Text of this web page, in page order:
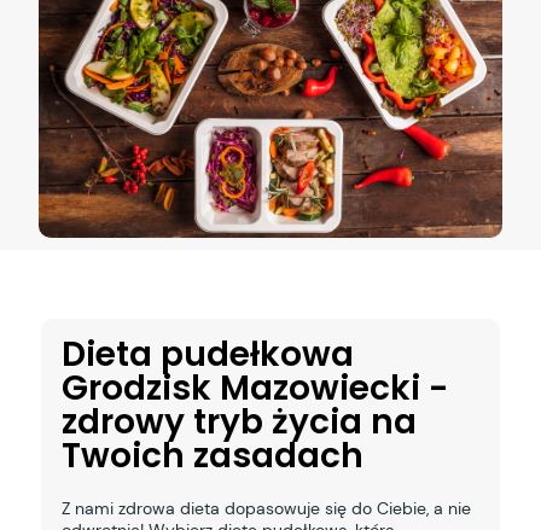
Dieta pudełkowa
Grodzisk Mazowiecki -
zdrowy tryb życia na
Twoich zasadach
Z nami zdrowa dieta dopasowuje się do Ciebie, a nie